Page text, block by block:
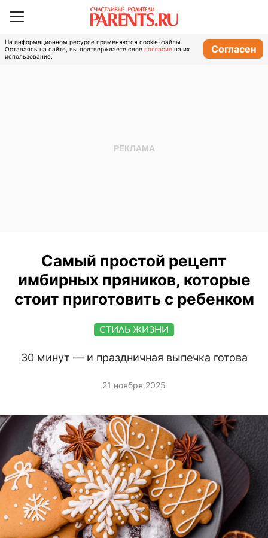
На информационном ресурсе применяются cookie-файлы.
Оставаясь на сайте, вы подтверждаете свое согласие на их
использование.
Согласен
Самый простой рецепт
имбирных пряников, которые
стоит приготовить с ребенком
СТИЛЬ ЖИЗНИ
30 минут — и праздничная выпечка готова
21 ноября 2025